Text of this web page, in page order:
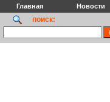
Главная Новости
поиск: